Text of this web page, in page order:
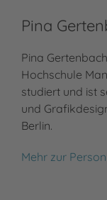
Pina
Pina
Hochschule
studiert und ist
und
Berlin.
Mehr zur Person
Pina Gertenbach